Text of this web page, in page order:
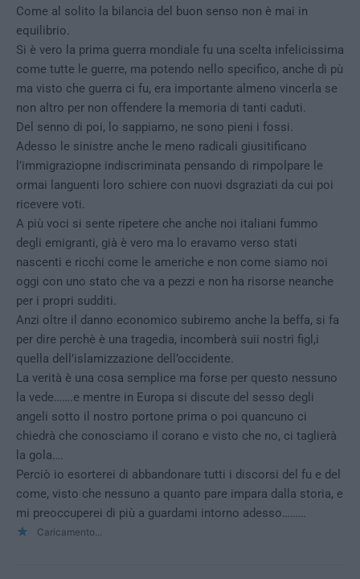
Come al solito la bilancia del buon senso non è mai in
equilibrio.
Si è vero la prima guerra mondiale fu una scelta infelicissima
come tutte le guerre, ma potendo nello specifico, anche di pù
ma visto che guerra ci fu, era importante almeno vincerla se
non altro per non offendere la memoria di tanti caduti.
Del senno di poi, lo sappiamo, ne sono pieni i fossi.
Adesso le sinistre anche le meno radicali giusitificano
l’immigraziopne indiscriminata pensando di rimpolpare le
ormai languenti loro schiere con nuovi dsgraziati da cui poi
ricevere voti.
A più voci si sente ripetere che anche noi italiani fummo
degli emigranti, già è vero ma lo eravamo verso stati
nascenti e ricchi come le americhe e non come siamo noi
oggi con uno stato che va a pezzi e non ha risorse neanche
per i propri sudditi.
Anzi oltre il danno economico subiremo anche la beffa, si fa
per dire perchè è una tragedia, incomberà suii nostri figl,i
quella dell’islamizzazione dell’occidente.
La verità è una cosa semplice ma forse per questo nessuno
la vede…….e mentre in Europa si discute del sesso degli
angeli sotto il nostro portone prima o poi quancuno ci
chiedrà che conosciamo il corano e visto che no, ci taglierà
la gola….
Perciò io esorterei di abbandonare tutti i discorsi del fu e del
come, visto che nessuno a quanto pare impara dalla storia, e
mi preoccuperei di più a guardami intorno adesso………
Caricamento...